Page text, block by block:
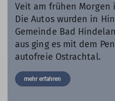
Veit am frühen Morgen
Die Autos wurden in
Gemeinde Bad
aus ging es mit dem
autofreie Ostrachtal.
mehr erfahren